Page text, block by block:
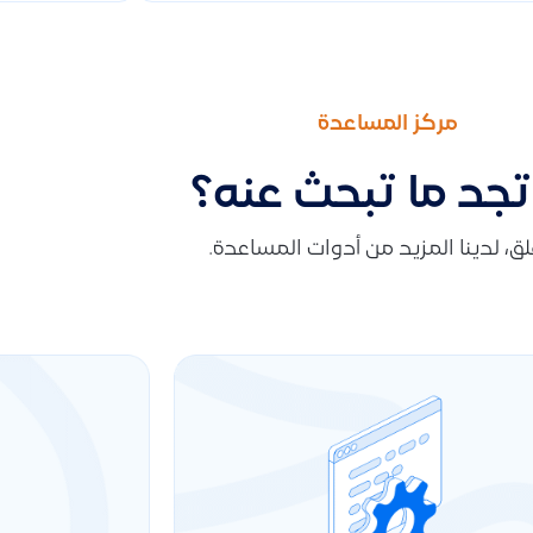
مركز المساعدة
ما تبحث عنه؟
لدينا المزيد من أدوات المساعدة.